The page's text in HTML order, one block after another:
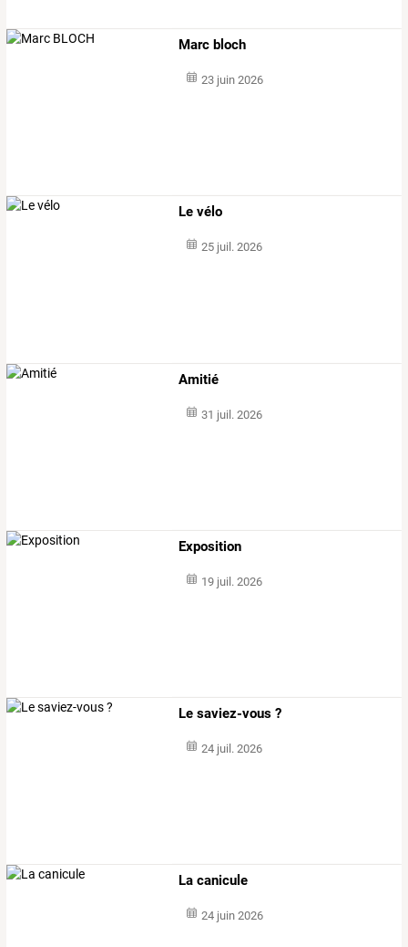
Marc bloch
23 juin 2026
Le vélo
25 juil. 2026
Amitié
31 juil. 2026
Exposition
19 juil. 2026
Le saviez-vous ?
24 juil. 2026
La canicule
24 juin 2026